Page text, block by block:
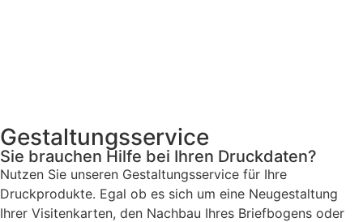
Gestaltungsservice
Sie brauchen Hilfe bei Ihren Druckdaten?
Nutzen Sie unseren Gestaltungsservice für Ihre
Druckprodukte. Egal ob es sich um eine Neugestaltung
Ihrer Visitenkarten, den Nachbau Ihres Briefbogens oder